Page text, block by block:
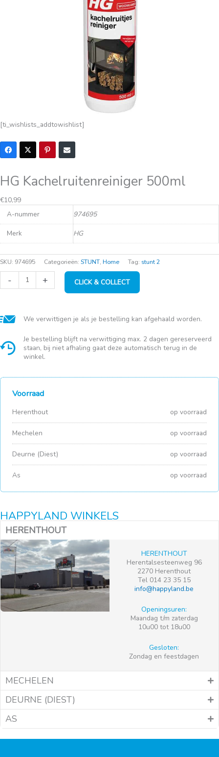
[ti_wishlists_addtowishlist]
HG Kachelruitenreiniger 500ml
€10,99
A-nummer
974695
Merk HG
SKU: 974695 Categorieën: STUNT, Home Tag: stunt 2
-
HG
Kachelruitenreiniger
+ CLICK & COLLECT
We verwittigen je als je bestelling kan afgehaald worden.
Je bestelling blijft na verwittiging max. 2 dagen gereserveerd
staan, bij niet afhaling gaat deze automatisch terug in de
winkel.
Voorraad
Herenthout op voorraad
Mechelen op voorraad
Deurne (Diest) op voorraad
As op voorraad
HAPPYLAND WINKELS
HERENTHOUT
HERENTHOUT
Herentalsesteenweg 96
2270 Herenthout
Tel 014 23 35 15
info@happyland.be
Openingsuren:
Maandag t/m zaterdag
10u00 tot 18u00
Gesloten:
Zondag en feestdagen
MECHELEN
DEURNE (DIEST)
AS